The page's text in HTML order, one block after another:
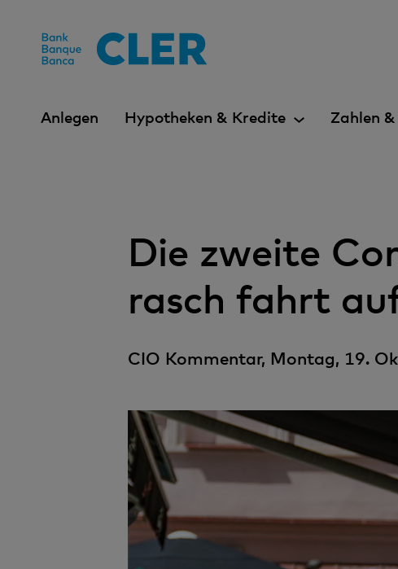
Anlegen Hypotheken & Kredite Zahlen
Die zweite
rasch fahrt
CIO Kommentar, Montag, 19.